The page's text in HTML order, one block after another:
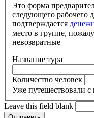
Это форма
следующего рабочего
подтверждается
место в группе,
невозвратные
Название тура
Количество человек
Уже путешествовали с
Leave this field blank